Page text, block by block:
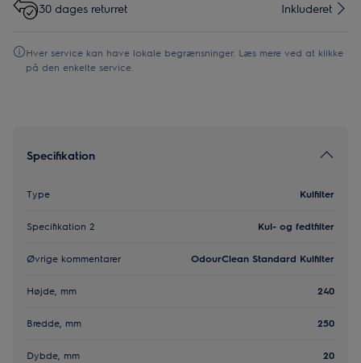
30 dages returret Inkluderet
Hver service kan have lokale begrænsninger. Læs mere ved at klikke
på den enkelte service.
Specifikation
Type Kulfilter
Specifikation 2 Kul- og fedtfilter
Øvrige kommentarer OdourClean Standard Kulfilter
Højde, mm 240
Bredde, mm 250
Dybde, mm 20